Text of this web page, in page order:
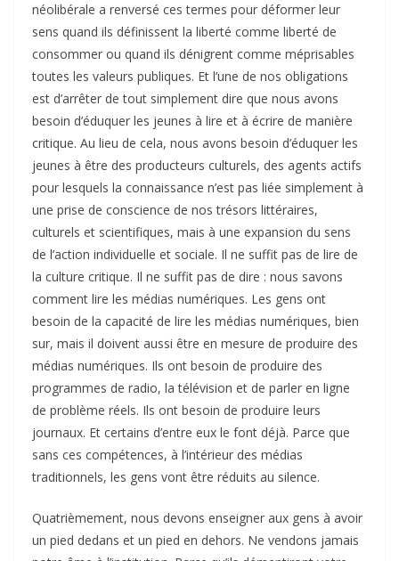
néolibérale a renversé ces termes pour déformer leur
sens quand ils définissent la liberté comme liberté de
consommer ou quand ils dénigrent comme méprisables
toutes les valeurs publiques. Et l’une de nos obligations
est d’arrêter de tout simplement dire que nous avons
besoin d’éduquer les jeunes à lire et à écrire de manière
critique. Au lieu de cela, nous avons besoin d’éduquer les
jeunes à être des producteurs culturels, des agents actifs
pour lesquels la connaissance n’est pas liée simplement à
une prise de conscience de nos trésors littéraires,
culturels et scientifiques, mais à une expansion du sens
de l’action individuelle et sociale. Il ne suffit pas de lire de
la culture critique. Il ne suffit pas de dire : nous savons
comment lire les médias numériques. Les gens ont
besoin de la capacité de lire les médias numériques, bien
sur, mais il doivent aussi être en mesure de produire des
médias numériques. Ils ont besoin de produire des
programmes de radio, la télévision et de parler en ligne
de problème réels. Ils ont besoin de produire leurs
journaux. Et certains d’entre eux le font déjà. Parce que
sans ces compétences, à l’intérieur des médias
traditionnels, les gens vont être réduits au silence.
Quatrièmement, nous devons enseigner aux gens à avoir
un pied dedans et un pied en dehors. Ne vendons jamais